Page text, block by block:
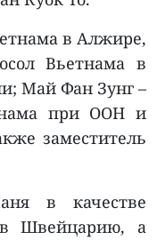
в Алжире,
Вьетнама в
Май Фан Зунг –
при ООН и
заместитель
в качестве
в Швейцарию, а